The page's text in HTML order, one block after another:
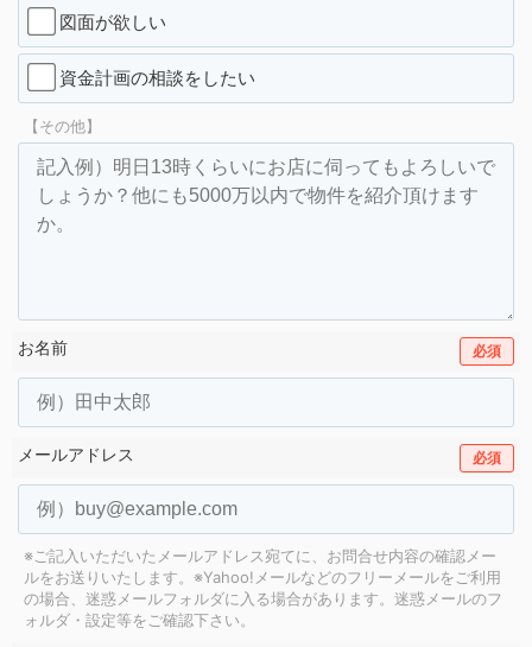
図面が欲しい
資金計画の相談をしたい
【その他】
お名前 必須
メールアドレス 必須
※ご記入いただいたメールアドレス宛てに、お問合せ内容の確認メー
ルをお送りいたします。 ※Yahoo!メールなどのフリーメールをご利用
の場合、迷惑メールフォルダに入る場合があります。 迷惑メールのフ
ォルダ・設定等をご確認下さい。